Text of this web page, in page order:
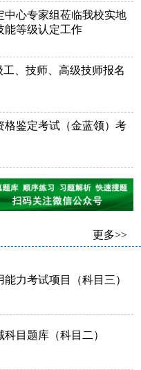
中心专家组莅临我校实地
能等级认定工作
工、技师、高级技师报名
格鉴定考试（金蓝领）考
更多>>
力考试项目（科目三）
目题库（科目二）